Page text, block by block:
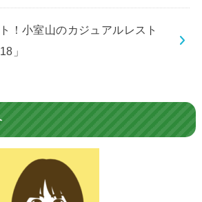
！小室山のカジュアルレスト
」